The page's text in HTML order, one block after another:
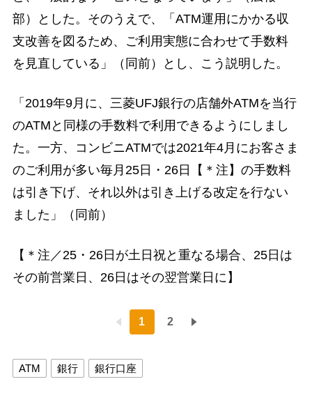
部）とした。そのうえで、「ATM運用にかかる収
支改善を図るため、ご利用実態に合わせて手数料
を見直している」（同前）とし、こう説明した。
「2019年9月に、三菱UFJ銀行の店舗外ATMを当行
のATMと同様の手数料で利用できるようにしまし
た。一方、コンビニATMでは2021年4月にお客さま
のご利用が多い毎月25日・26日【＊注】の手数料
は引き下げ、それ以外は引き上げる改定を行ない
ました」（同前）
【＊注／25・26日が土日祝と重なる場合、25日は
その前営業日、26日はその翌営業日に】
1 2
ATM 銀行 銀行口座